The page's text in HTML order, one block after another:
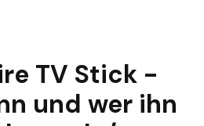
TV Stick -
und wer ihn